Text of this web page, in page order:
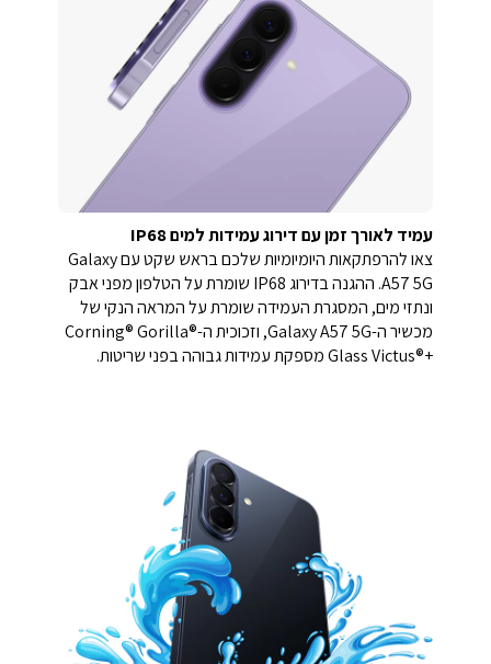
עמיד לאורך זמן עם דירוג עמידות למים IP68
צאו להרפתקאות היומיומיות שלכם בראש שקט עם Galaxy
A57 5G. ההגנה בדירוג IP68 שומרת על הטלפון מפני אבק
ונתזי מים, המסגרת העמידה שומרת על המראה הנקי של
מכשיר ה-Galaxy A57 5G, וזכוכית ה-Corning® Gorilla®
Glass Victus®+‎ מספקת עמידות גבוהה בפני שריטות.